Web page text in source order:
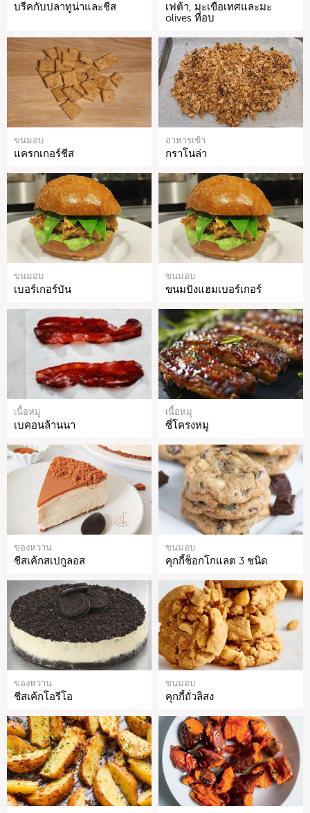
บรีคกับปลาทูน่าและชีส
เฟต้า, มะเขือเทศและมะ
olives ที่อบ
ขนมอบ
แครกเกอร์ชีส
อาหารเช้า
กราโนล่า
ขนมอบ
เบอร์เกอร์บัน
ขนมอบ
ขนมปังแฮมเบอร์เกอร์
เนื้อหมู
เบคอนล้านนา
เนื้อหมู
ซี่โครงหมู
ของหวาน
ชีสเค้กสเปกูลอส
ขนมอบ
คุกกี้ช็อกโกแลต 3 ชนิด
ของหวาน
ชีสเค้กโอรีโอ
ขนมอบ
คุกกี้ถั่วลิสง